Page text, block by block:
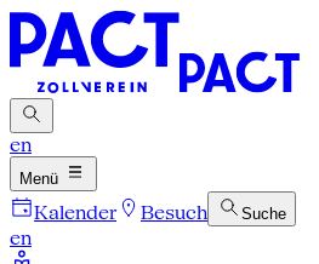
en
Menü
Kalender Besuch Suche
en